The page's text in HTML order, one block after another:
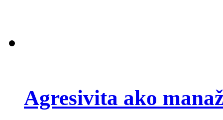
Agresivita ako